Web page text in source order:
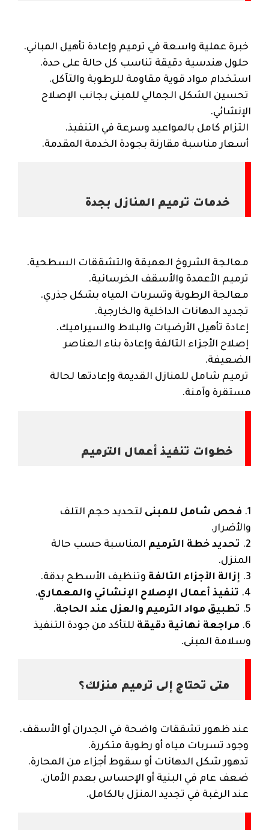
خبرة عملية واسعة في ترميم وإعادة تأهيل المباني.
حلول هندسية دقيقة تناسب كل حالة على حدة.
استخدام مواد قوية مقاومة للرطوبة والتآكل.
تحسين الشكل الجمالي للمبنى بجانب الإصلاح
الإنشائي.
التزام كامل بالمواعيد وسرعة في التنفيذ.
أسعار مناسبة مقارنة بجودة الخدمة المقدمة.
خدمات ترميم المنازل بجدة
معالجة الشروخ العميقة والتشققات السطحية.
ترميم الأعمدة والأسقف الخرسانية.
معالجة الرطوبة وتسربات المياه بشكل جذري.
تجديد الدهانات الداخلية والخارجية.
إعادة تأهيل الأرضيات والبلاط والسيراميك.
إصلاح الأجزاء التالفة وإعادة بناء العناصر
الضعيفة.
ترميم شامل للمنازل القديمة وإعادتها لحالة
مستقرة وآمنة.
خطوات تنفيذ أعمال الترميم
1. فحص شامل للمبنى لتحديد حجم التلف
والأضرار.
2.
تحديد خطة الترميم المناسبة حسب حالة
المنزل.
3.
إزالة الأجزاء التالفة وتنظيف الأسطح بدقة.
4.
تنفيذ أعمال الإصلاح الإنشائي والمعماري.
5.
تطبيق مواد الترميم والعزل عند الحاجة.
6.
مراجعة نهائية دقيقة للتأكد من جودة التنفيذ
وسلامة المبنى.
متى تحتاج إلى ترميم منزلك؟
عند ظهور تشققات واضحة في الجدران أو الأسقف.
وجود تسربات مياه أو رطوبة متكررة.
تدهور شكل الدهانات أو سقوط أجزاء من المحارة.
ضعف عام في البنية أو الإحساس بعدم الأمان.
عند الرغبة في تجديد المنزل بالكامل.